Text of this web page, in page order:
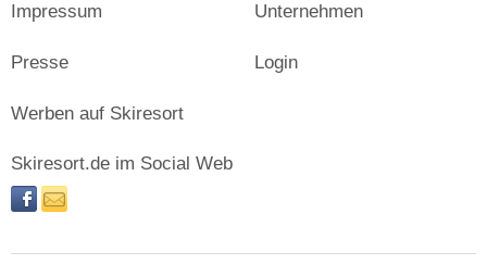
Impressum
Presse
Unternehmen
Login
Werben auf Skiresort
Skiresort.de im Social Web
facebooknewsletter